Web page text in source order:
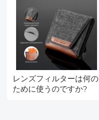
レンズフィルターは何の
ために使うのですか?